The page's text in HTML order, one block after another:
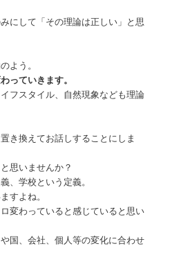
にして「その理論は正しい」と思
よう。
っていきます。
フスタイル、自然現象なども理論
き換えてお話しすることにしま
思いませんか？
、学校という定義。
すよね。
変わっていると感じていると思い
国、会社、個人等の変化に合わせ